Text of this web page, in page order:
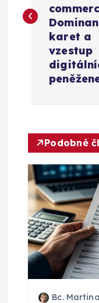
i
e
p
r
o
p
ř
karet a
vzestup
Podobné
Bc.